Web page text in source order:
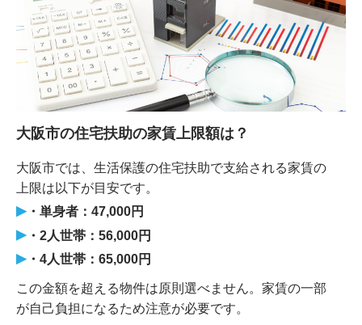
大阪市の住宅扶助の家賃上限額は？
大阪市では、生活保護の住宅扶助で支給される家賃の
上限は以下が目安です。
・単身者：47,000円
・2人世帯：56,000円
・4人世帯：65,000円
この金額を超える物件は原則選べません。家賃の一部
が自己負担になるため注意が必要です。